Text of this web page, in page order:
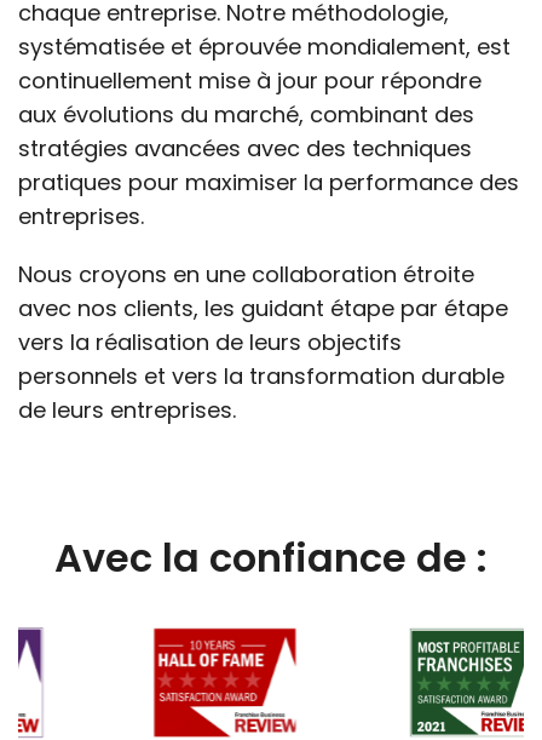
chaque entreprise. Notre méthodologie,
systématisée et éprouvée mondialement, est
continuellement mise à jour pour répondre
aux évolutions du marché, combinant des
stratégies avancées avec des techniques
pratiques pour maximiser la performance des
entreprises.
Nous croyons en une collaboration étroite
avec nos clients, les guidant étape par étape
vers la réalisation de leurs objectifs
personnels et vers la transformation durable
de leurs entreprises.
Avec la confiance de :